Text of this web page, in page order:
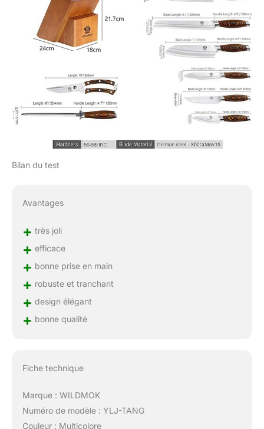
Bilan du test
Avantages
+ très joli
+ efficace
+ bonne prise en main
+ robuste et tranchant
+ design élégant
+ bonne qualité
Fiche technique
Marque : WILDMOK
Numéro de modèle : YLJ-TANG
Couleur : Multicolore